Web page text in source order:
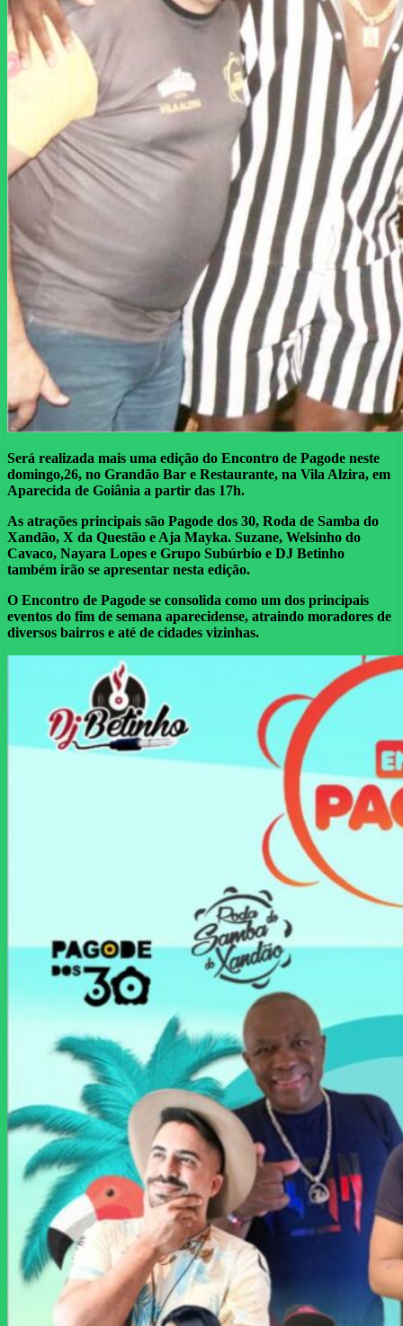
Será realizada mais uma edição do Encontro de Pagode neste
domingo,26, no Grandão Bar e Restaurante, na Vila Alzira, em
Aparecida de Goiânia a partir das 17h.
As atrações principais são Pagode dos 30, Roda de Samba do
Xandão, X da Questão e Aja Mayka. Suzane, Welsinho do
Cavaco, Nayara Lopes e Grupo Subúrbio e DJ Betinho
também irão se apresentar nesta edição.
O Encontro de Pagode se consolida como um dos principais
eventos do fim de semana aparecidense, atraindo moradores de
diversos bairros e até de cidades vizinhas.